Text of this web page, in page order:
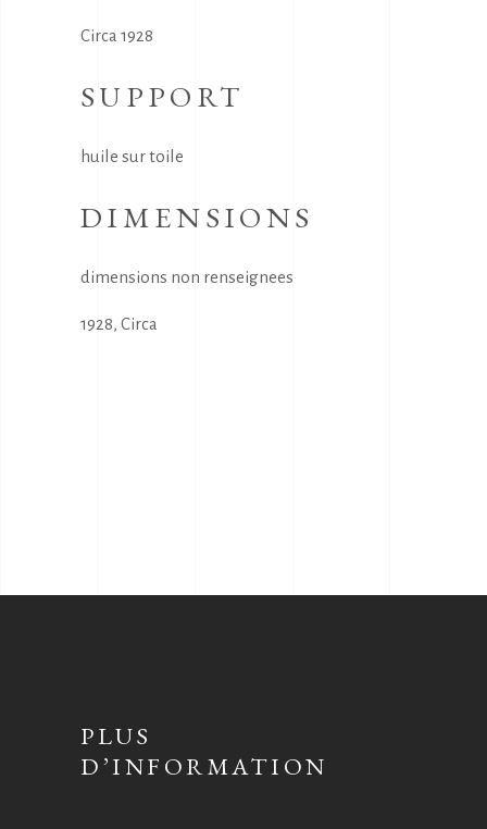
Circa 1928
SUPPORT
huile sur toile
DIMENSIONS
dimensions non renseignees
1928, Circa
PLUS
D’INFORMATION